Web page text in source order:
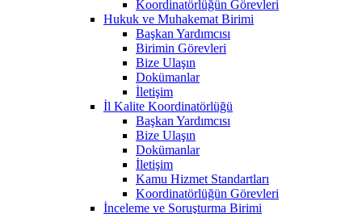
Koordinatörlüğün Görevleri
Hukuk ve Muhakemat Birimi
Başkan Yardımcısı
Birimin Görevleri
Bize Ulaşın
Dokümanlar
İletişim
İl Kalite Koordinatörlüğü
Başkan Yardımcısı
Bize Ulaşın
Dokümanlar
İletişim
Kamu Hizmet Standartları
Koordinatörlüğün Görevleri
İnceleme ve Soruşturma Birimi